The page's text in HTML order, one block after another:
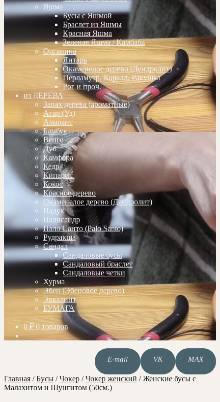
Яшма
Бусы с Яшмой
Браслет из Яшмы
Красная Яшма
Зеленая Яшма / Камбаба
Органика
Янтарь
Окаменелое дерево (Дендролит)
Перламутр, Коралл, Ракушка
Рог и проч.
из ДЕРЕВА
Запах дерева (ароматные)
Агар (Уд)
Амарант
Бамбук
Венге
Дуб
Камфора
Кедр
Кипарис
Кокос
Красное дерево
Окаменелое дерево (Дендролит)
Падук
Палисандр
Пало Санто (Palo Santo)
Рудракша
Сандал
Сандаловые бусы
Сандаловый браслет
Сандаловые четки
Хурма
Эбен (Эбеновое дерево)
Эвкалипт
БУМАГА
0 ₽ 0 товаров
E-mail VK MAX
Главная /Бусы /Чокер /Чокер женский /Женские бусы с
Малахитом и Шунгитом (50см.)